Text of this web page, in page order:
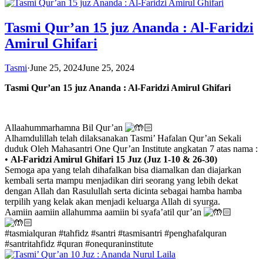
Tasmi Qur’an 15 juz Ananda : Al-Faridzi
Amirul Ghifari
Tasmi·June 25, 2024June 25, 2024
Tasmi Qur’an 15 juz Ananda : Al-Faridzi Amirul Ghifari
Allaahummarhamna Bil Qur’an
Alhamdulillah telah dilaksanakan Tasmi’ Hafalan Qur’an Sekali
duduk Oleh Mahasantri One Qur’an Institute angkatan 7 atas nama :
• Al-Faridzi Amirul Ghifari 15 Juz (Juz 1-10 & 26-30)
Semoga apa yang telah dihafalkan bisa diamalkan dan diajarkan
kembali serta mampu menjadikan diri seorang yang lebih dekat
dengan Allah dan Rasulullah serta dicinta sebagai hamba hamba
terpilih yang kelak akan menjadi keluarga Allah di syurga.
Aamiin aamiin allahumma aamiin bi syafa’atil qur’an
#tasmialquran #tahfidz #santri #tasmisantri #penghafalquran
#santritahfidz #quran #onequraninstitute